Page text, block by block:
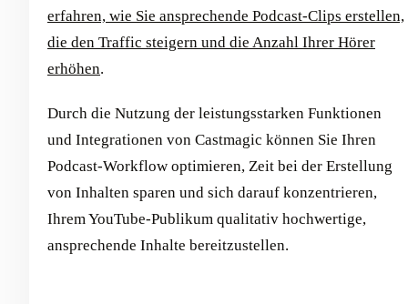
erfahren, wie Sie ansprechende Podcast-Clips erstellen,
die den Traffic steigern und die Anzahl Ihrer Hörer
erhöhen.
Durch die Nutzung der leistungsstarken Funktionen
und Integrationen von Castmagic können Sie Ihren
Podcast-Workflow optimieren, Zeit bei der Erstellung
von Inhalten sparen und sich darauf konzentrieren,
Ihrem YouTube-Publikum qualitativ hochwertige,
ansprechende Inhalte bereitzustellen.